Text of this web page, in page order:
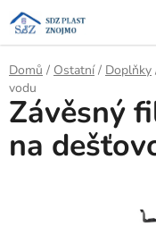
Přejít
na
obsah
Domů / Ostatní / Doplňky
vodu
Závěsný
na